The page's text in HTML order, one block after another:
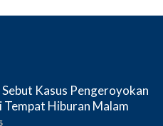
Kasus Pengeroyokan
Hiburan Malam